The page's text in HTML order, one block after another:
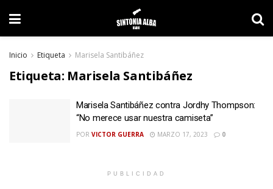
Inicio Etiqueta Marisela Santibáñez
Etiqueta: Marisela Santibáñez
Marisela Santibáñez contra Jordhy Thompson:
“No merece usar nuestra camiseta”
POR VICTOR GUERRA MARZO 17, 2023 0
PUBLICIDAD